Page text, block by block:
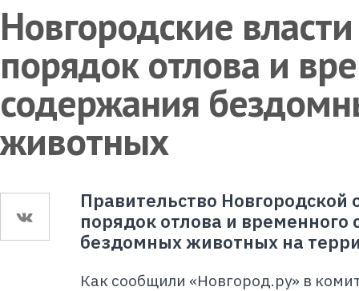
Новгородские
порядок отлова и
содержания
животных
Правительство Новгородской
порядок отлова и
бездомных животных на
Как сообщили «Новгород.ру» в